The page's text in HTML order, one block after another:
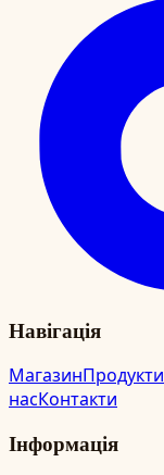
Навігація
МагазинПродукти
насКонтакти
Інформація